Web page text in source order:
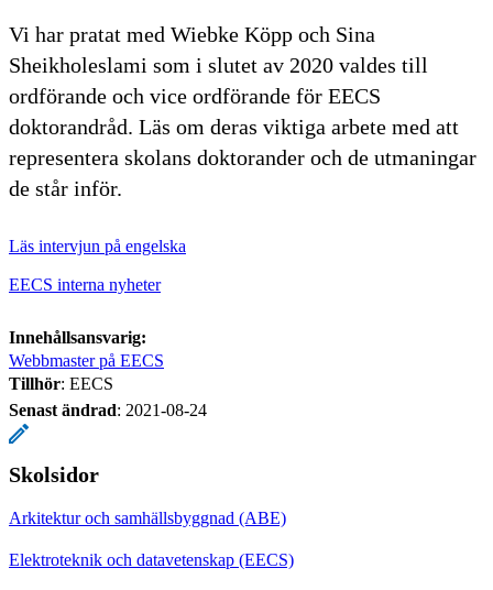
Vi har pratat med Wiebke Köpp och Sina
Sheikholeslami som i slutet av 2020 valdes till
ordförande och vice ordförande för EECS
doktorandråd. Läs om deras viktiga arbete med att
representera skolans doktorander och de utmaningar
de står inför.
Läs intervjun på engelska
EECS interna nyheter
Innehållsansvarig:
Webbmaster på EECS
Tillhör: EECS
Senast ändrad: 2021-08-24
Skolsidor
Arkitektur och samhällsbyggnad (ABE)
Elektroteknik och datavetenskap (EECS)